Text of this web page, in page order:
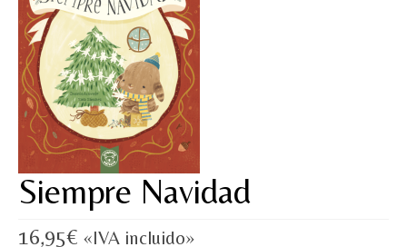
Materiales de juego
Artesanía Waldorf
Hecho a mano
Tote bag
Papelería
TIENDA
Siempre Navidad
16,95€ «IVA incluido»